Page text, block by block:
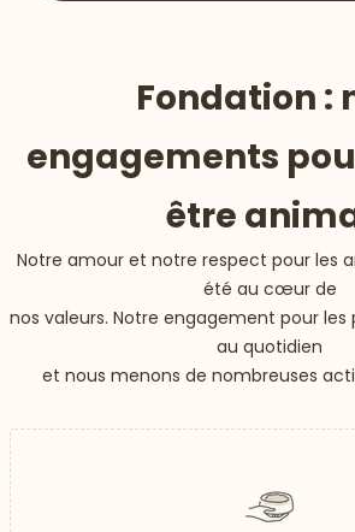
Fondation :
engagements
être
Notre amour et notre respect pour les
été au cœur de
nos valeurs. Notre engagement pour
au quotidien
et nous menons de nombreuses